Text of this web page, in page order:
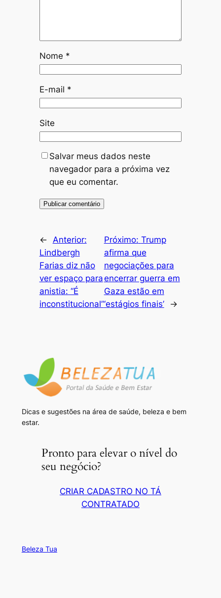
Nome *
E-mail *
Site
Salvar meus dados neste
navegador para a próxima vez
que eu comentar.
← Anterior:
Lindbergh
Farias diz não
ver espaço para
anistia: “É
inconstitucional”
Próximo: Trump
afirma que
negociações para
encerrar guerra em
Gaza estão em
‘estágios finais’
→
Dicas e sugestões na área de saúde, beleza e bem
estar.
Pronto para elevar o nível do
seu negócio?
CRIAR CADASTRO NO TÁ
CONTRATADO
Beleza Tua